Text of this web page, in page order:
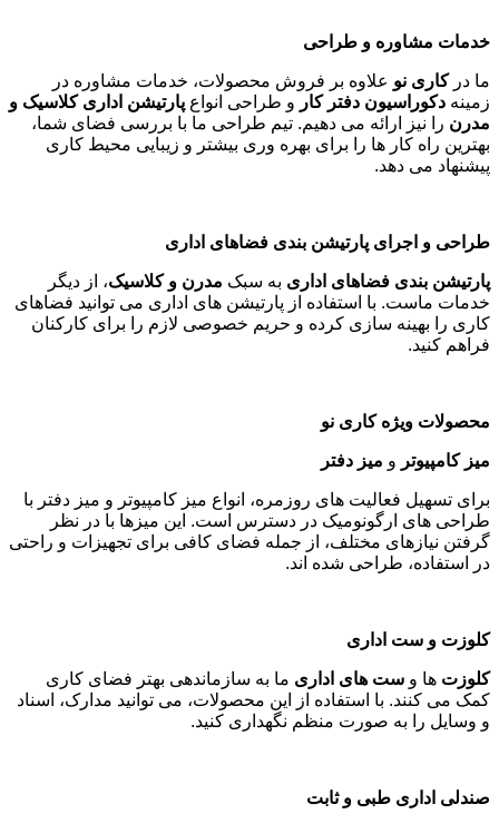
خدمات مشاوره و طراحی
ما درکاری نو علاوه بر فروش محصولات، خدمات مشاوره در
زمینه دکوراسیون دفتر کار و طراحی انواع پارتیشن اداری کلاسیک و
مدرن را نیز ارائه می دهیم. تیم طراحی ما با بررسی فضای شما،
بهترین راه کار ها را برای بهره وری بیشتر و زیبایی محیط کاری
پیشنهاد می دهد.
طراحی و اجرای پارتیشن بندی فضاهای اداری
پارتیشن بندی فضاهای اداری به سبک مدرن و کلاسیک، از دیگر
خدمات ماست. با استفاده از پارتیشن های اداری می توانید فضاهای
کاری را بهینه سازی کرده و حریم خصوصی لازم را برای کارکنان
فراهم کنید.
محصولات ویژه کاری نو
میز کامپیوتر و میز دفتر
برای تسهیل فعالیت های روزمره، انواع میز کامپیوتر و میز دفتر با
طراحی های ارگونومیک در دسترس است. این میزها با در نظر
گرفتن نیازهای مختلف، از جمله فضای کافی برای تجهیزات و راحتی
در استفاده، طراحی شده اند.
کلوزت و ست اداری
کلوزت ها و ست های اداری ما به سازماندهی بهتر فضای کاری
کمک می کنند. با استفاده از این محصولات، می توانید مدارک، اسناد
و وسایل را به صورت منظم نگهداری کنید.
صندلی اداری طبی و ثابت